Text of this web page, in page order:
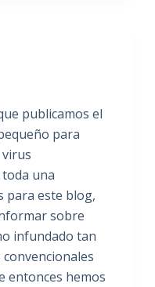
publicamos el
para
una
para este blog,
sobre
infundado tan
entonces hemos